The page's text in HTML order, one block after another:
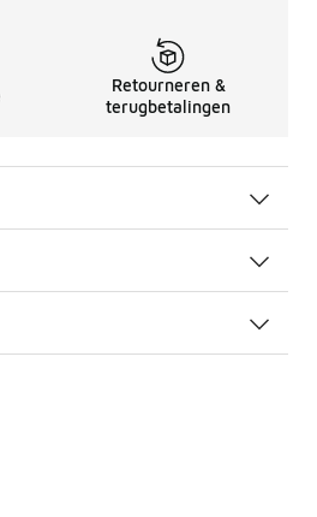
Retourneren &
terugbetalingen